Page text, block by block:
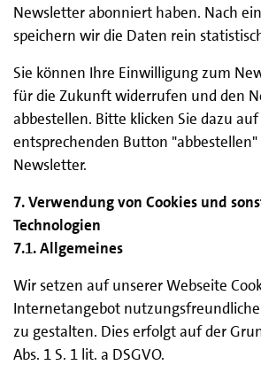
Newsletter abonniert haben. Nach
speichern wir die Daten rein
Sie können Ihre Einwilligung zum
für die Zukunft widerrufen und den
abbestellen. Bitte klicken Sie dazu
entsprechenden Button
Newsletter.
7. Verwendung von Cookies und
Technologien
7.1. Allgemeines
Wir setzen auf unserer Webseite
Internetangebot
zu gestalten. Dies erfolgt auf der
Abs. 1 S. 1 lit. a DSGVO.